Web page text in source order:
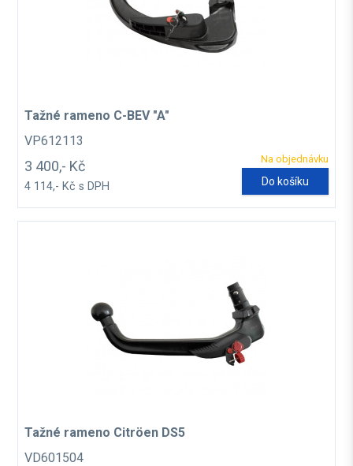
Tažné rameno C-BEV "A"
VP612113
Na objednávku
3 400,- Kč
4 114,- Kč s DPH Do košíku
Tažné rameno Citröen DS5
VD601504